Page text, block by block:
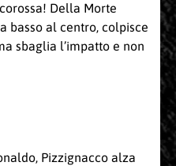
Della Morte
basso al centro, colpisce
sbaglia l’impatto e non
Pizzignacco alza